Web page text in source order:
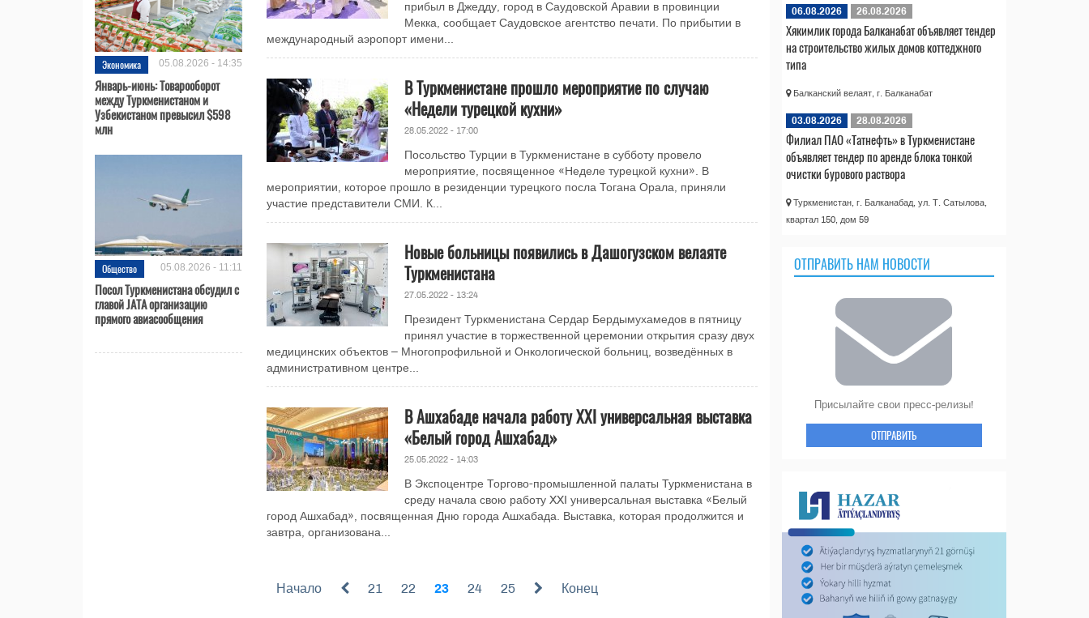
Экономика 05.08.2026 - 14:35
Январь-июнь: Товарооборот
между Туркменистаном и
Узбекистаном превысил $598
млн
Общество 05.08.2026 - 11:11
Посол Туркменистана обсудил с
главой JATA организацию
прямого авиасообщения
прибыл в Джедду, город в Саудовской Аравии в провинции
Мекка, сообщает Саудовское агентство печати. По прибытии в
международный аэропорт имени...
В Туркменистане прошло мероприятие по случаю
«Недели турецкой кухни»
28.05.2022 - 17:00
Посольство Турции в Туркменистане в субботу провело
мероприятие, посвященное «Неделе турецкой кухни». В
мероприятии, которое прошло в резиденции турецкого посла Тогана Орала, приняли
участие представители СМИ. К...
Новые больницы появились в Дашогузском велаяте
Туркменистана
27.05.2022 - 13:24
Президент Туркменистана Сердар Бердымухамедов в пятницу
принял участие в торжественной церемонии открытия сразу двух
медицинских объектов – Многопрофильной и Онкологической больниц, возведённых в
административном центре...
В Ашхабаде начала работу XXI универсальная выставка
«Белый город Ашхабад»
25.05.2022 - 14:03
В Экспоцентре Торгово-промышленной палаты Туркменистана в
среду начала свою работу XXI универсальная выставка «Белый
город Ашхабад», посвященная Дню города Ашхабада. Выставка, которая продолжится и
завтра, организована...
Начало 21 22 23 24 25 Конец
06.08.2026 26.08.2026
Хякимлик города Балканабат объявляет тендер
на строительство жилых домов коттеджного
типа
Балканский велаят, г. Балканабат
03.08.2026 28.08.2026
Филиал ПАО «Татнефть» в Туркменистане
объявляет тендер по аренде блока тонкой
очистки бурового раствора
Туркменистан, г. Балканабад, ул. Т. Сатылова,
квартал 150, дом 59
ОТПРАВИТЬ НАМ НОВОСТИ
Присылайте свои пресс-релизы!
ОТПРАВИТЬ